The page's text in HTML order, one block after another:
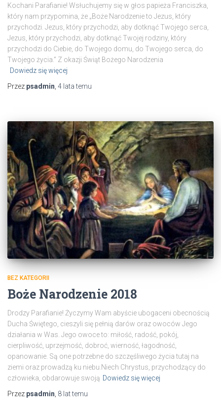
Kochani Parafianie! Wsłuchujemy się w głos papieża Franciszka,
który nam przypomina, że „Boże Narodzenie to Jezus, który
przychodzi. Jezus, który przychodzi, aby dotknąć Twojego serca,
Jezus, który przychodzi, aby dotknąć Twojej rodziny, który
przychodzi do Ciebie, do Twojego domu, do Twojego serca, do
Twojego życia.” Z okazji Świąt Bożego Narodzenia
Dowiedz się więcej
Przez psadmin 4 latatemu
BEZ KATEGORII
Boże Narodzenie 2018
Drodzy Parafianie! Życzymy Wam abyście ubogaceni obecnością
Ducha Świętego, cieszyli się pełnią darów oraz owoców Jego
działania w Was. Jego owoce to: miłość, radość, pokój,
cierpliwość, uprzejmość, dobroć, wierność, łagodność,
opanowanie. Są one potrzebne do szczęśliwego życia tutaj na
ziemi oraz prowadzą ku niebu.Niech Chrystus, przychodzący do
człowieka, obdarowuje swoją Dowiedz się więcej
Przez psadmin 8 lattemu